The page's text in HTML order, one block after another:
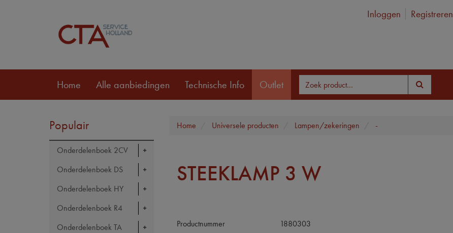
Inloggen Registreren
Home Alle aanbiedingen Technische Info Outlet
Populair
Onderdelenboek 2CV
Onderdelenboek DS
Onderdelenboek HY
Onderdelenboek R4
Onderdelenboek TA
Home Universele producten Lampen/zekeringen -
STEEKLAMP 3 W
Productnummer 1880303